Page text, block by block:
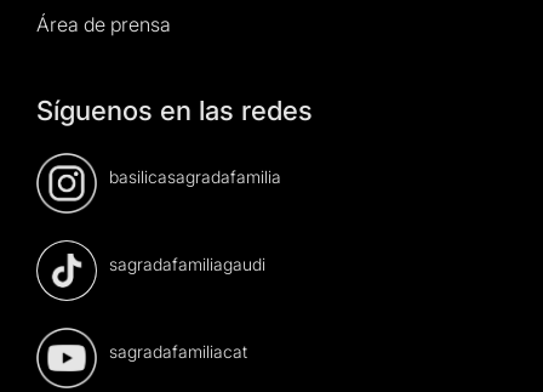
Área de prensa
Síguenos en las redes
basilicasagradafamilia
sagradafamiliagaudi
sagradafamiliacat